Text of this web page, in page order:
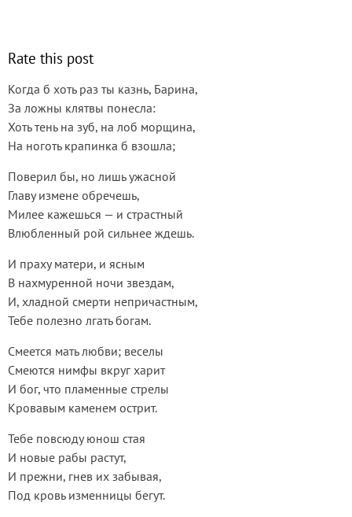
Rate this post
Когда б хоть раз ты казнь, Барина,
За ложны клятвы понесла:
Хоть тень на зуб, на лоб морщина,
На ноготь крапинка б взошла;
Поверил бы, но лишь ужасной
Главу измене обречешь,
Милее кажешься — и страстный
Влюбленный рой сильнее ждешь.
И праху матери, и ясным
В нахмуренной ночи звездам,
И, хладной смерти непричастным,
Тебе полезно лгать богам.
Смеется мать любви; веселы
Смеются нимфы вкруг харит
И бог, что пламенные стрелы
Кровавым каменем острит.
Тебе повсюду юнош стая
И новые рабы растут,
И прежни, гнев их забывая,
Под кровь изменницы бегут.